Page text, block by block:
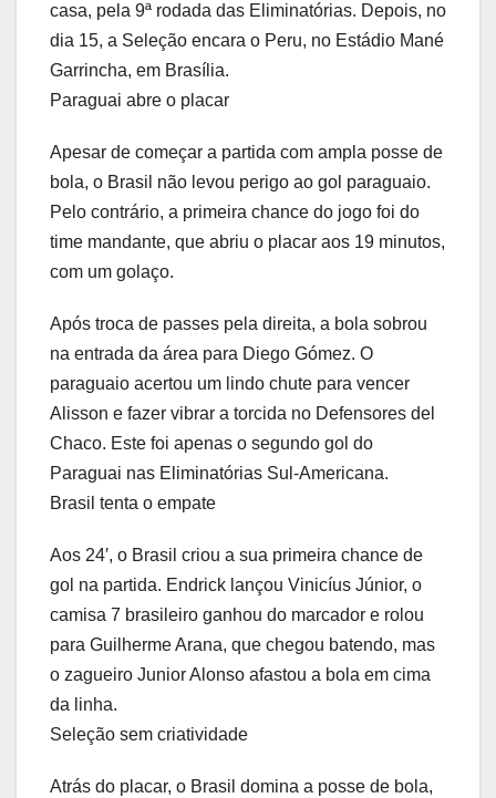
casa, pela 9ª rodada das Eliminatórias. Depois, no
dia 15, a Seleção encara o Peru, no Estádio Mané
Garrincha, em Brasília.
Paraguai abre o placar
Apesar de começar a partida com ampla posse de
bola, o Brasil não levou perigo ao gol paraguaio.
Pelo contrário, a primeira chance do jogo foi do
time mandante, que abriu o placar aos 19 minutos,
com um golaço.
Após troca de passes pela direita, a bola sobrou
na entrada da área para Diego Gómez. O
paraguaio acertou um lindo chute para vencer
Alisson e fazer vibrar a torcida no Defensores del
Chaco. Este foi apenas o segundo gol do
Paraguai nas Eliminatórias Sul-Americana.
Brasil tenta o empate
Aos 24′, o Brasil criou a sua primeira chance de
gol na partida. Endrick lançou Vinicíus Júnior, o
camisa 7 brasileiro ganhou do marcador e rolou
para Guilherme Arana, que chegou batendo, mas
o zagueiro Junior Alonso afastou a bola em cima
da linha.
Seleção sem criatividade
Atrás do placar, o Brasil domina a posse de bola,